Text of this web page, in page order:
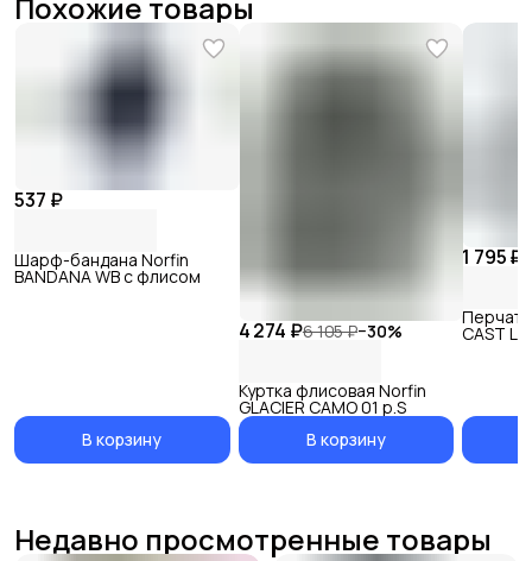
537 ₽
Шарф-бандана Norfin
BANDANA WB с флисом
В корзину
4 274 ₽6 105 ₽−30%
Куртка флисовая Norfin
GLACIER CAMO 01 р.S
В корзину
1 795 ₽
CAST
Недавно просмотренные товары